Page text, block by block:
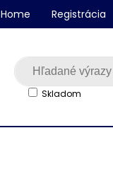
Skladom
Home Registrácia